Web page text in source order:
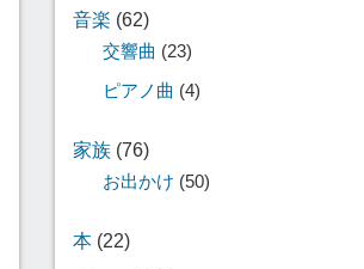
音楽 (62)
交響曲 (23)
ピアノ曲 (4)
家族 (76)
お出かけ (50)
本 (22)